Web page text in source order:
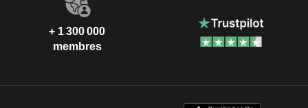
+ 1 300 000
membres